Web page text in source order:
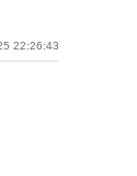
22:26:43